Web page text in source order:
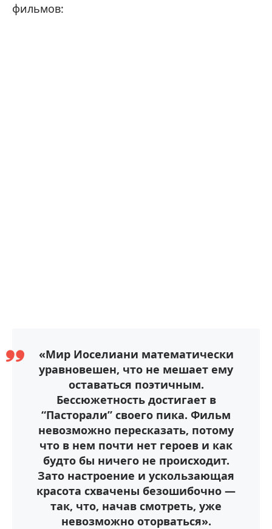
фильмов:
«Мир Иоселиани математически
уравновешен, что не мешает ему
оставаться поэтичным.
Бессюжетность достигает в
“Пасторали” своего пика. Фильм
невозможно пересказать, потому
что в нем почти нет героев и как
будто бы ничего не происходит.
Зато настроение и ускользающая
красота схвачены безошибочно —
так, что, начав смотреть, уже
невозможно оторваться».